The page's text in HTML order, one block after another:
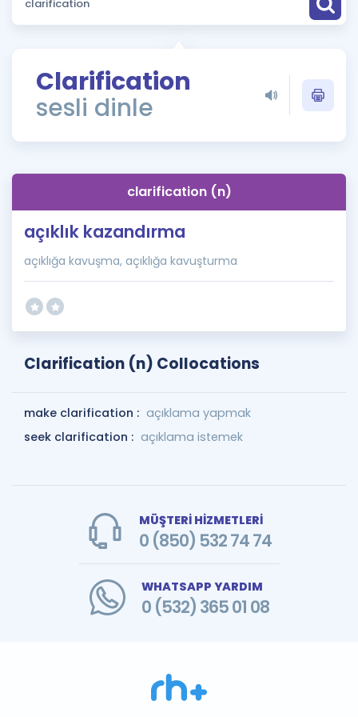
ÖSYM Sınav Takvimi
Kampanyalar
İngilizce Gramer
Clarification
sesli dinle
clarification (n)
açıklık kazandırma
açıklığa kavuşma, açıklığa kavuşturma
Clarification (n) Collocations
make clarification : açıklama yapmak
seek clarification : açıklama istemek
MÜŞTERİ HİZMETLERİ
0 (850) 532 74 74
WHATSAPP YARDIM
0 (532) 365 01 08